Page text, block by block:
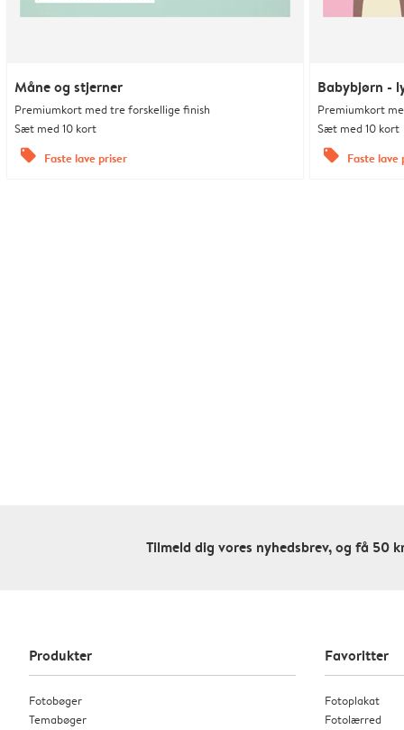
Måne og stjerner
Premiumkort med tre forskellige finish
Sæt med 10 kort
offers Faste lave priser
Babybjørn -
Premiumkort
Sæt med 10 kort
offers Faste lave
Tilmeld dig vores nyhedsbrev, og få 50
Produkter
Fotobøger
Temabøger
Favoritter
Fotoplakat
Fotolærred